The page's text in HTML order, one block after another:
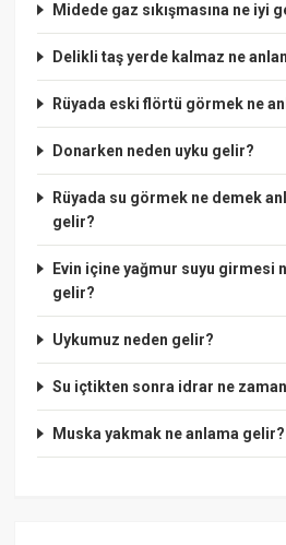
Midede gaz sıkışmasına ne iyi
Delikli taş yerde kalmaz ne
Rüyada eski flörtü görmek ne
Donarken neden uyku gelir?
Rüyada su görmek ne demek
gelir?
Evin içine yağmur suyu girmesi
gelir?
Uykumuz neden gelir?
Su içtikten sonra idrar ne
Muska yakmak ne anlama gelir?